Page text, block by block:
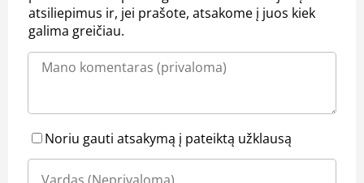
atsiliepimus ir, jei prašote, atsakome į juos kiek
galima greičiau.
Noriu gauti atsakymą į pateiktą užklausą